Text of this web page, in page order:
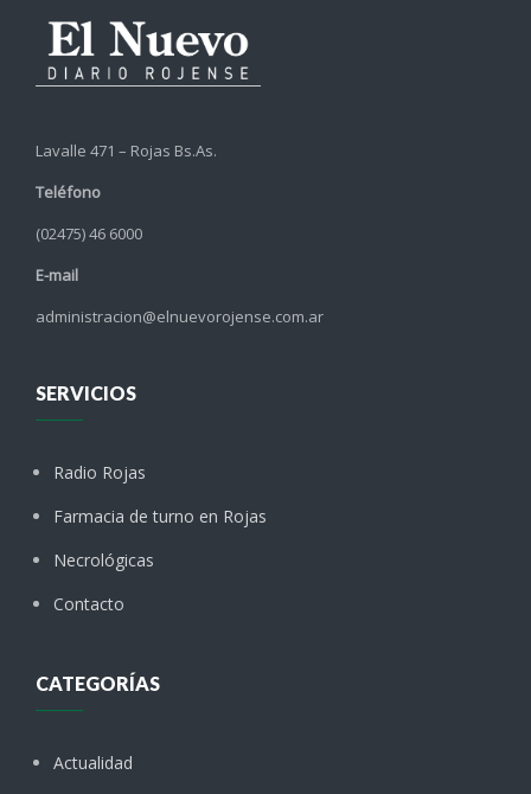
Lavalle 471 – Rojas Bs.As.
Teléfono
(02475) 46 6000
E-mail
administracion@elnuevorojense.com.ar
SERVICIOS
Radio Rojas
Farmacia de turno en Rojas
Necrológicas
Contacto
CATEGORÍAS
Actualidad